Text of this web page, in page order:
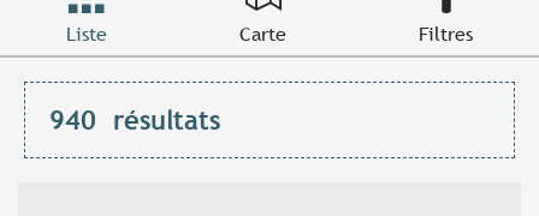
Liste Carte Filtres
940 résultats